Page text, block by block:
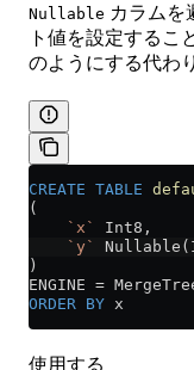
Nullable カラムを
ト値を設定するこ
のようにする代わ
CREATE TABLE
(
    `x`
Int8,
    `y`
)
ENGINE =
ORDER BY x
使用する